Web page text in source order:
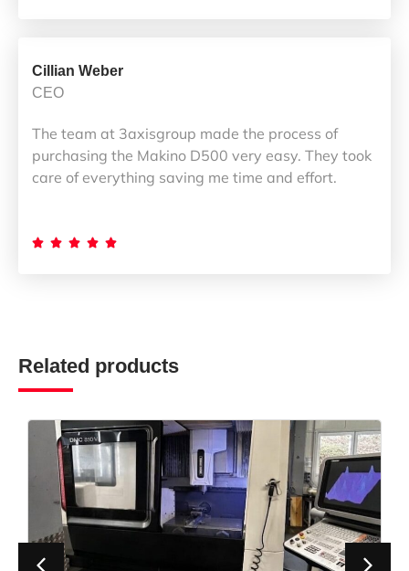
Cillian Weber
CEO
The team at 3axisgroup made the process of
purchasing the Makino D500 very easy. They took
care of everything saving me time and effort.
    
Related products